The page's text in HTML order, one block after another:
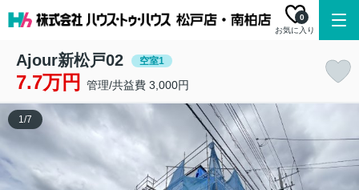
お気に入り
0
Ajour新松戸02 空室1
7.7万円 管理/共益費 3,000円
1/7